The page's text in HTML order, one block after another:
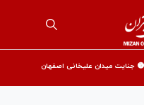
🟡 جنایت میدان علیخانی اصفهان